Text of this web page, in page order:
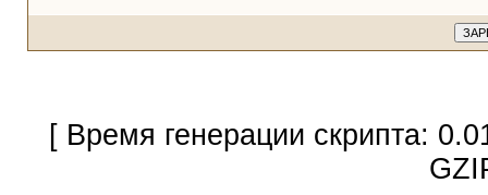
[ Время генерации скрипта: